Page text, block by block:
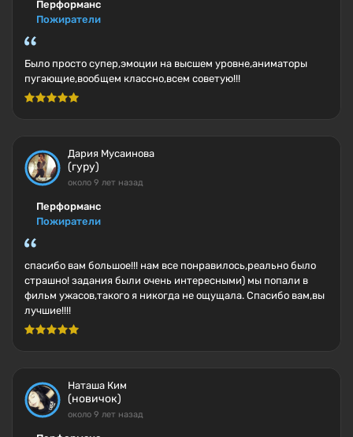
Перформанс
Пожиратели
Было просто супер,эмоции на высшем уровне,аниматоры
пугающие,вообщем классно,всем советую!!!
Дария Мусаинова
(гуру)
около 9 лет назад
Перформанс
Пожиратели
спасибо вам большое!!! нам все понравилось,реально было
страшно! задания были очень интересными) мы попали в
фильм ужасов,такого я никогда не ощущала. Спасибо вам,вы
лучшие!!!!
Наташа Ким
(новичок)
около 9 лет назад